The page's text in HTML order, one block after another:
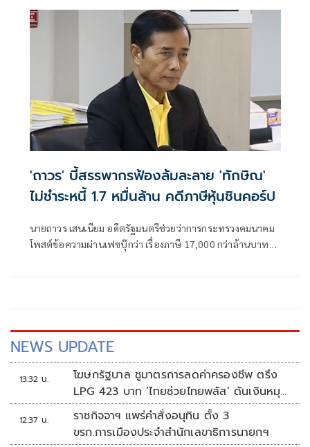
'ถาวร' บี้สรรพากรฟ้องล้มละลาย 'ทักษิณ'
ไม่ชำระหนี้ 1.7 หมื่นล้าน คดีภาษีหุ้นชินคอร์ป
นายถาวร เสนเนียม อดีตรัฐมนตรีช่วยว่าการกระทรวงคมนาคม
โพสต์ข้อความผ่านเฟซบุ๊กว่า เรื่องภาษี 17,000 กว่าล้านบาท
NEWS UPDATE
13:32 น.
โฆษกรัฐบาล ชูมาตรการลดค่าครองชีพ ตรึง
LPG 423 บาท ‘ไทยช่วยไทยพลัส’ ดันเงินหมุน
แสนล้าน
12:37 น.
ราชกิจจาฯ แพร่คำสั่งอนุทิน ตั้ง 3
ขรก.การเมืองประจำสำนักเลขาธิการนายกฯ